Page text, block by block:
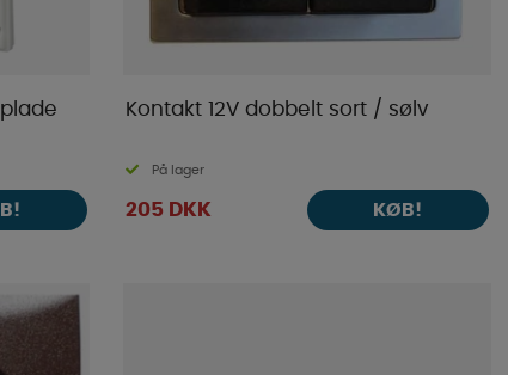
Kontakt 12V dobbelt sort / sølv
På lager
205 DKK KØB!